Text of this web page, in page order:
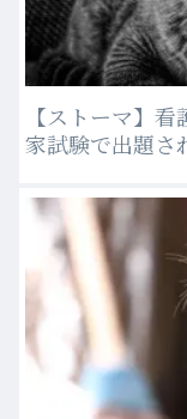
【ストーマ】
家試験で出題さ